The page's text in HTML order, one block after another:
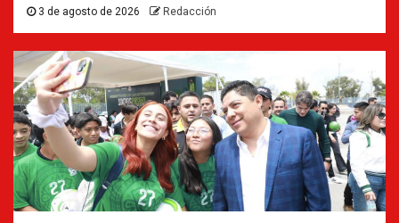
3 de agosto de 2026 Redacción